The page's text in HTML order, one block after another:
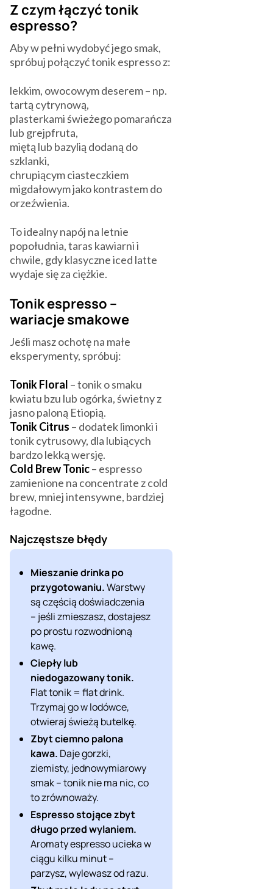
Z czym łączyć tonik
espresso?
Aby w pełni wydobyć jego smak,
spróbuj połączyć tonik espresso z:
lekkim, owocowym deserem – np.
tartą cytrynową,
plasterkami świeżego pomarańcza
lub grejpfruta,
miętą lub bazylią dodaną do
szklanki,
chrupiącym ciasteczkiem
migdałowym jako kontrastem do
orzeźwienia.
To idealny napój na letnie
popołudnia, taras kawiarni i
chwile, gdy klasyczne iced latte
wydaje się za ciężkie.
Tonik espresso –
wariacje smakowe
Jeśli masz ochotę na małe
eksperymenty, spróbuj:
Tonik Floral – tonik o smaku
kwiatu bzu lub ogórka, świetny z
jasno paloną Etiopią.
Tonik Citrus – dodatek limonki i
tonik cytrusowy, dla lubiących
bardzo lekką wersję.
Cold Brew Tonic– espresso
zamienione na concentrate z cold
brew, mniej intensywne, bardziej
łagodne.
Najczęstsze błędy
Mieszanie drinka po
przygotowaniu.Warstwy
są częścią doświadczenia
– jeśli zmieszasz, dostajesz
po prostu rozwodnioną
kawę.
Ciepły lub
niedogazowany tonik.
Flat tonik = flat drink.
Trzymaj go w lodówce,
otwieraj świeżą butelkę.
Zbyt ciemno palona
kawa. Daje gorzki,
ziemisty, jednowymiarowy
smak – tonik nie ma nic, co
to zrównoważy.
Espresso stojące zbyt
długo przed wylaniem.
Aromaty espresso ucieka w
ciągu kilku minut –
parzysz, wylewasz od razu.